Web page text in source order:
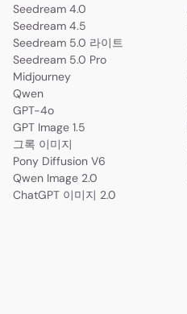
Seedream 4.0
Seedream 4.5
Seedream 5.0 라이트
Seedream 5.0 Pro
Midjourney
Qwen
GPT-4o
GPT Image 1.5
그록 이미지
Pony Diffusion V6
Qwen Image 2.0
ChatGPT 이미지 2.0